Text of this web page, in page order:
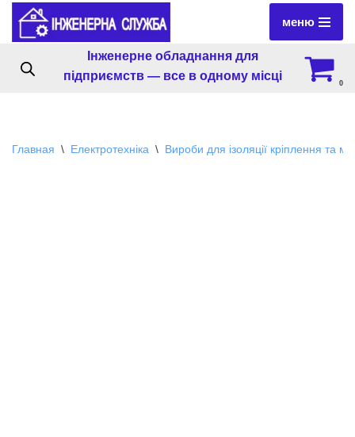
Перейти
содержимому
меню
Інженерне обладнання для
підприємств — все в одному місці
0
Главная \ Електротехніка \ Вироби для ізоляції кріплення та